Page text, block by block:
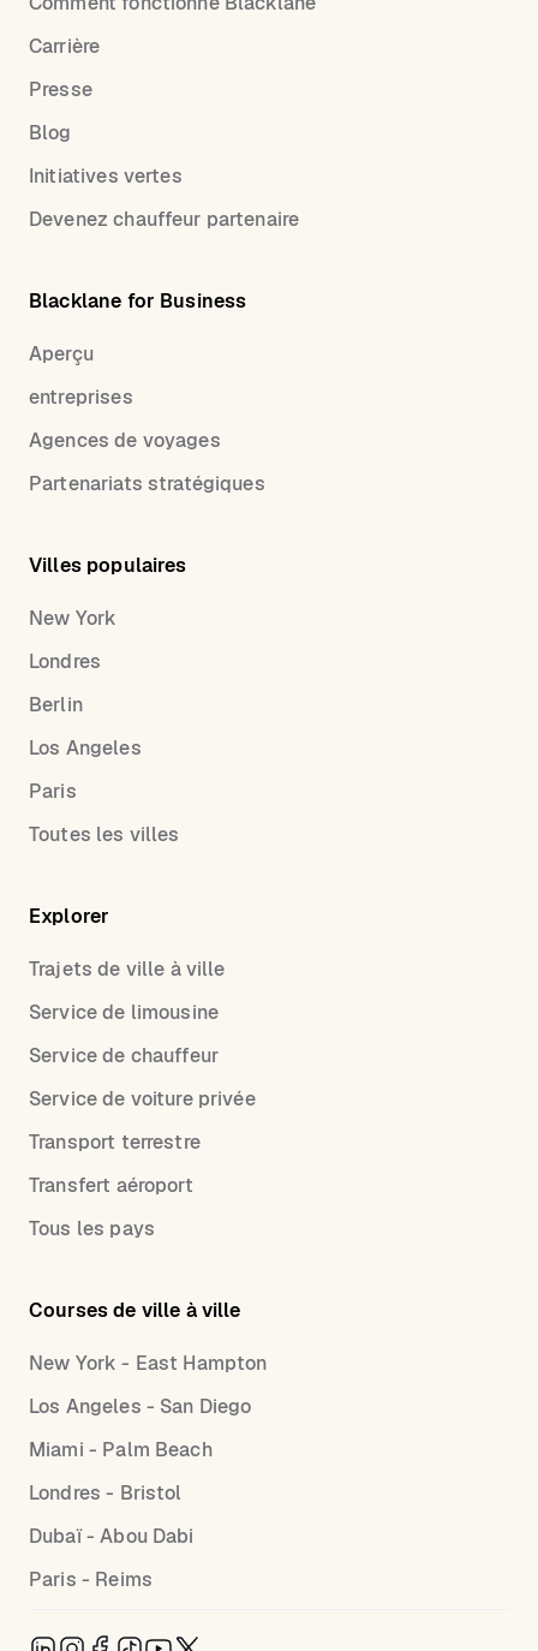
Carrière
Presse
Blog
Initiatives vertes
Devenez chauffeur partenaire
Blacklane for Business
Aperçu
entreprises
Agences de voyages
Partenariats stratégiques
Villes populaires
New York
Londres
Berlin
Los Angeles
Paris
Toutes les villes
Explorer
Trajets de ville à ville
Service de limousine
Service de chauffeur
Service de voiture privée
Transport terrestre
Transfert aéroport
Tous les pays
Courses de ville à ville
New York - East Hampton
Los Angeles - San Diego
Miami - Palm Beach
Londres - Bristol
Dubaï - Abou Dabi
Paris - Reims